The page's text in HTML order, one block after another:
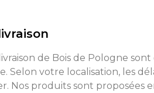
de Bois de Pologne sont
Selon votre localisation, les
Nos produits sont proposées